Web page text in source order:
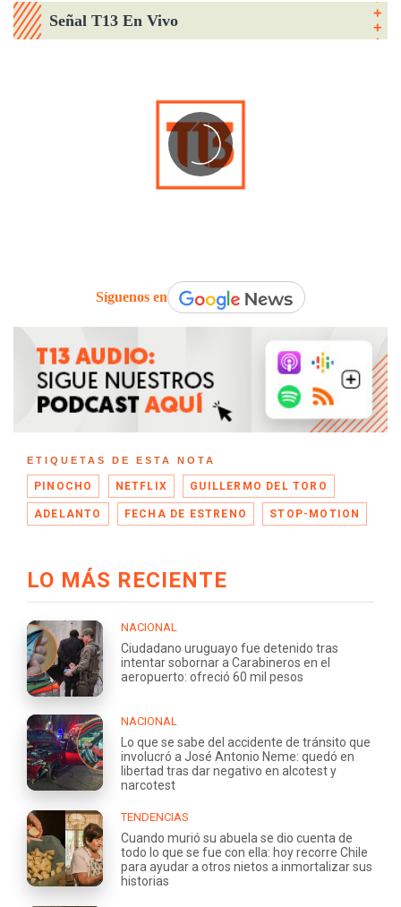
Señal T13 En Vivo
Síguenos en
ETIQUETAS DE ESTA NOTA
PINOCHO NETFLIX GUILLERMO DEL TORO
ADELANTO FECHA DE ESTRENO STOP-MOTION
LO MÁS RECIENTE
NACIONAL
Ciudadano uruguayo fue detenido tras
intentar sobornar a Carabineros en el
aeropuerto: ofreció 60 mil pesos
NACIONAL
Lo que se sabe del accidente de tránsito que
involucró a José Antonio Neme: quedó en
libertad tras dar negativo en alcotest y
narcotest
TENDENCIAS
Cuando murió su abuela se dio cuenta de
todo lo que se fue con ella: hoy recorre Chile
para ayudar a otros nietos a inmortalizar sus
historias